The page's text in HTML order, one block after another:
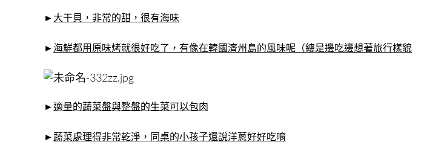
► 大干貝，非常的甜，很有海味
► 海鮮都用原味烤就很好吃了，有像在韓國濟州島的風味呢（總是邊吃邊想著旅行樣貌
►適量的蔬菜盤與整盤的生菜可以包肉
► 蔬菜處理得非常乾淨，同桌的小孩子還說洋蔥好好吃唷